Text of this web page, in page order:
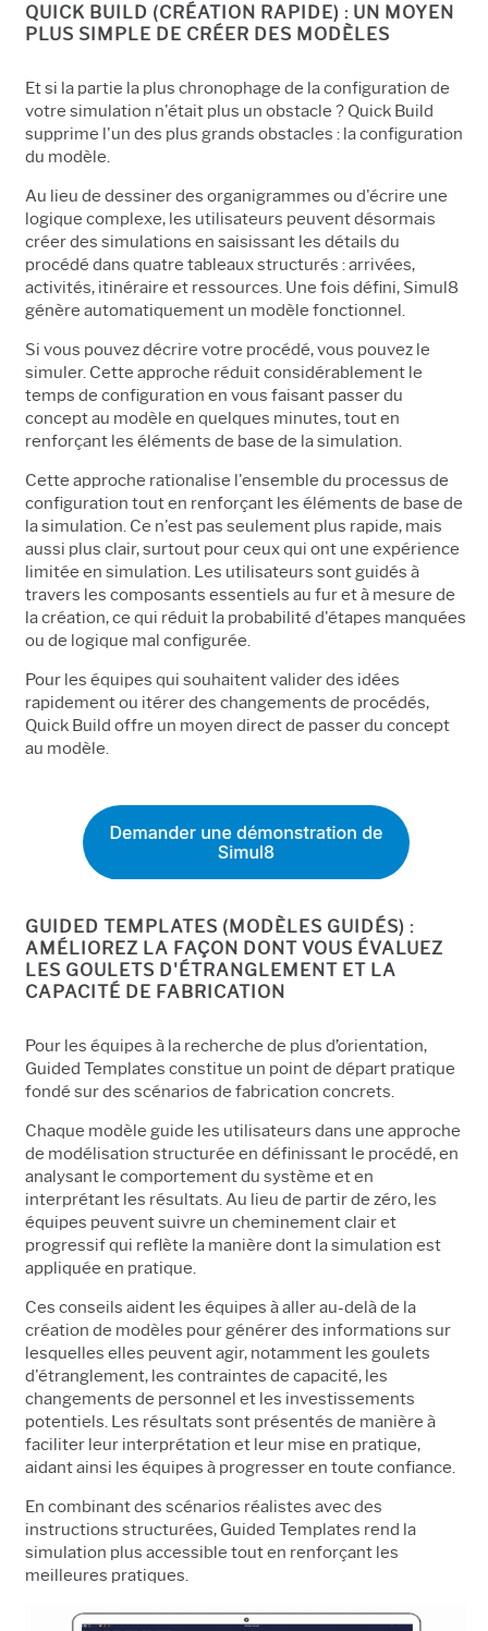
QUICK BUILD (CRÉATION RAPIDE) : UN MOYEN
PLUS SIMPLE DE CRÉER DES MODÈLES
Et si la partie la plus chronophage de la configuration de
votre simulation n'était plus un obstacle ? Quick Build
supprime l'un des plus grands obstacles : la configuration
du modèle.
Au lieu de dessiner des organigrammes ou d'écrire une
logique complexe, les utilisateurs peuvent désormais
créer des simulations en saisissant les détails du
procédé dans quatre tableaux structurés : arrivées,
activités, itinéraire et ressources. Une fois défini, Simul8
génère automatiquement un modèle fonctionnel.
Si vous pouvez décrire votre procédé, vous pouvez le
simuler. Cette approche réduit considérablement le
temps de configuration en vous faisant passer du
concept au modèle en quelques minutes, tout en
renforçant les éléments de base de la simulation.
Cette approche rationalise l'ensemble du processus de
configuration tout en renforçant les éléments de base de
la simulation. Ce n'est pas seulement plus rapide, mais
aussi plus clair, surtout pour ceux qui ont une expérience
limitée en simulation. Les utilisateurs sont guidés à
travers les composants essentiels au fur et à mesure de
la création, ce qui réduit la probabilité d'étapes manquées
ou de logique mal configurée.
Pour les équipes qui souhaitent valider des idées
rapidement ou itérer des changements de procédés,
Quick Build offre un moyen direct de passer du concept
au modèle.
GUIDED TEMPLATES (MODÈLES GUIDÉS) :
AMÉLIOREZ LA FAÇON DONT VOUS ÉVALUEZ
LES GOULETS D'ÉTRANGLEMENT ET LA
CAPACITÉ DE FABRICATION
Pour les équipes à la recherche de plus d’orientation,
Guided Templates constitue un point de départ pratique
fondé sur des scénarios de fabrication concrets.
Chaque modèle guide les utilisateurs dans une approche
de modélisation structurée en définissant le procédé, en
analysant le comportement du système et en
interprétant les résultats. Au lieu de partir de zéro, les
équipes peuvent suivre un cheminement clair et
progressif qui reflète la manière dont la simulation est
appliquée en pratique.
Ces conseils aident les équipes à aller au-delà de la
création de modèles pour générer des informations sur
lesquelles elles peuvent agir, notamment les goulets
d'étranglement, les contraintes de capacité, les
changements de personnel et les investissements
potentiels. Les résultats sont présentés de manière à
faciliter leur interprétation et leur mise en pratique,
aidant ainsi les équipes à progresser en toute confiance.
En combinant des scénarios réalistes avec des
instructions structurées, Guided Templates rend la
simulation plus accessible tout en renforçant les
meilleures pratiques.